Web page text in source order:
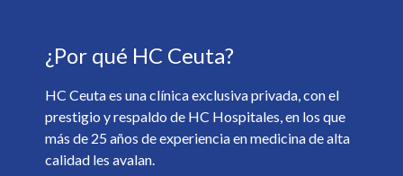
Privacidad. *
¿Por qué HC Ceuta?
HC Ceuta es una clínica exclusiva privada, con el
prestigio y respaldo de HC Hospitales, en los que
más de 25 años de experiencia en medicina de alta
calidad les avalan.